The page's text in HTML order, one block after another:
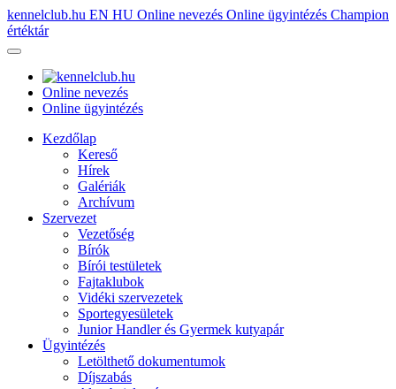
kennelclub.hu EN HU Online nevezés Online ügyintézés Champion
értéktár
Online nevezés
Online ügyintézés
Kezdőlap
Kereső
Hírek
Galériák
Archívum
Szervezet
Vezetőség
Bírók
Bírói testületek
Fajtaklubok
Vidéki szervezetek
Sportegyesületek
Junior Handler és Gyermek kutyapár
Ügyintézés
Letölthető dokumentumok
Díjszabás